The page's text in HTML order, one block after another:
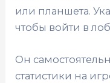
или планшета.
чтобы войти в
Он
статистики на